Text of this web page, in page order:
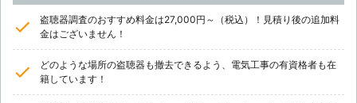
盗聴器調査のおすすめ料金は27,000円～（税込）！見積り後の追加料
金はございません！
どのような場所の盗聴器も撤去できるよう、電気工事の有資格者も在
籍しています！